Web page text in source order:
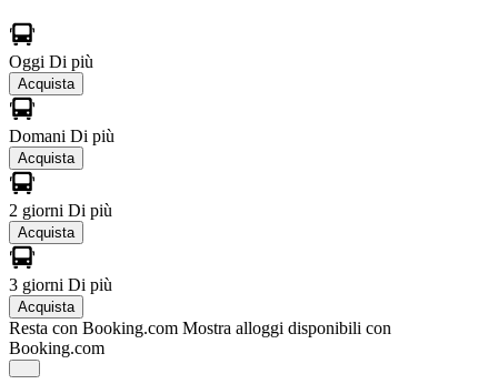
Oggi Di più
Acquista
Domani Di più
Acquista
2 giorni Di più
Acquista
3 giorni Di più
Acquista
Resta con Booking.com Mostra alloggi disponibili con
Booking.com